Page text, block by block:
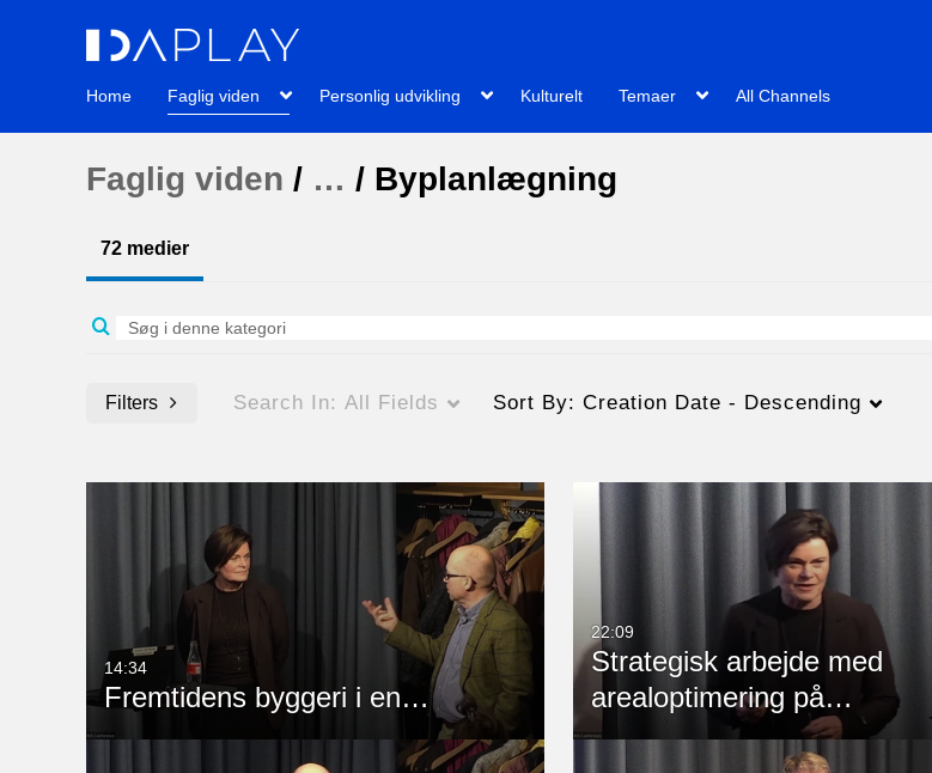
Home Faglig viden Personlig udvikling Kulturelt Temaer All Channels
Faglig viden / … / Byplanlægning
72 medier
Filters Search In: All Fields Sort By: Creation Date - Descending
Quiz
Audio
Billedtekster
Available
Not Available 10:00-30:00 min
30:00-60:00 min
Creation Date
Last 7 days
Last 30 days
Tilpasset
14:34
Fremtidens byggeri i en…
22:09
Strategisk arbejde med
arealoptimering på…